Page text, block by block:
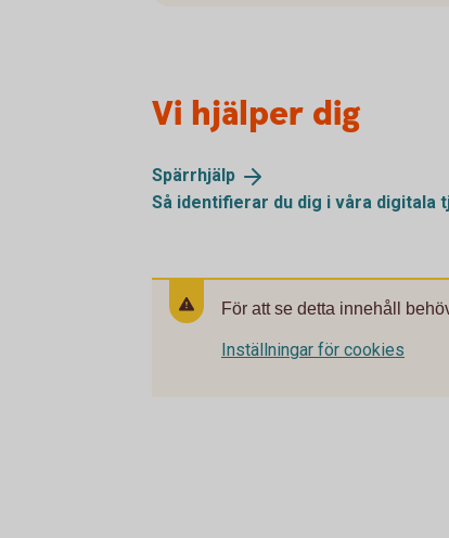
Vi hjälper dig
Spärrhjälp
Så identifierar du dig i våra digitala
För att se detta innehåll
Inställningar för cookies